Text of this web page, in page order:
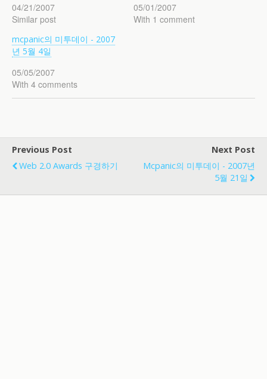
04/21/2007
Similar post
05/01/2007
With 1 comment
mcpanic의 미투데이 - 2007
년 5월 4일
05/05/2007
With 4 comments
Previous Post
Web 2.0 Awards 구경하기
Next Post
Mcpanic의 미투데이 - 2007년
5월 21일